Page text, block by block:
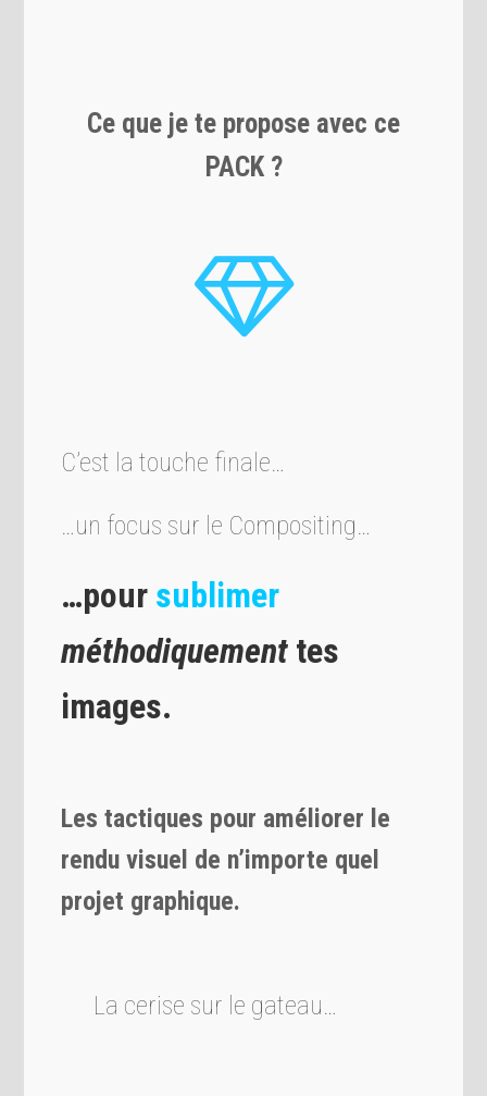
Ce que je te propose avec ce
PACK ?
C’est la touche finale…
…un focus sur le Compositing…
…pour sublimer
méthodiquement tes
images.
Les tactiques pour améliorer le
rendu visuel de n’importe quel
projet graphique.
La cerise sur le gateau…